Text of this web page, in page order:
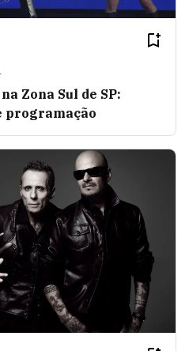
Zona Sul de SP:
programação